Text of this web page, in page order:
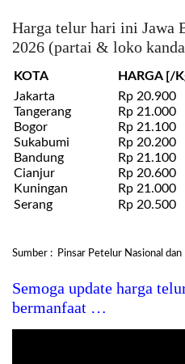
Harga telur hari ini Jawa
2026 (partai & loko
KOTA
HARGA [/
Jakarta
Rp 20.900
Tangerang
Rp 21.000
Bogor
Rp 21.100
Sukabumi
Rp 20.200
Bandung
Rp 21.100
Cianjur
Rp 20.600
Kuningan
Rp 21.000
Serang
Rp 20.500
Sumber : Pinsar Petelur Nasional dan
Semoga update harga
bermanfaat …